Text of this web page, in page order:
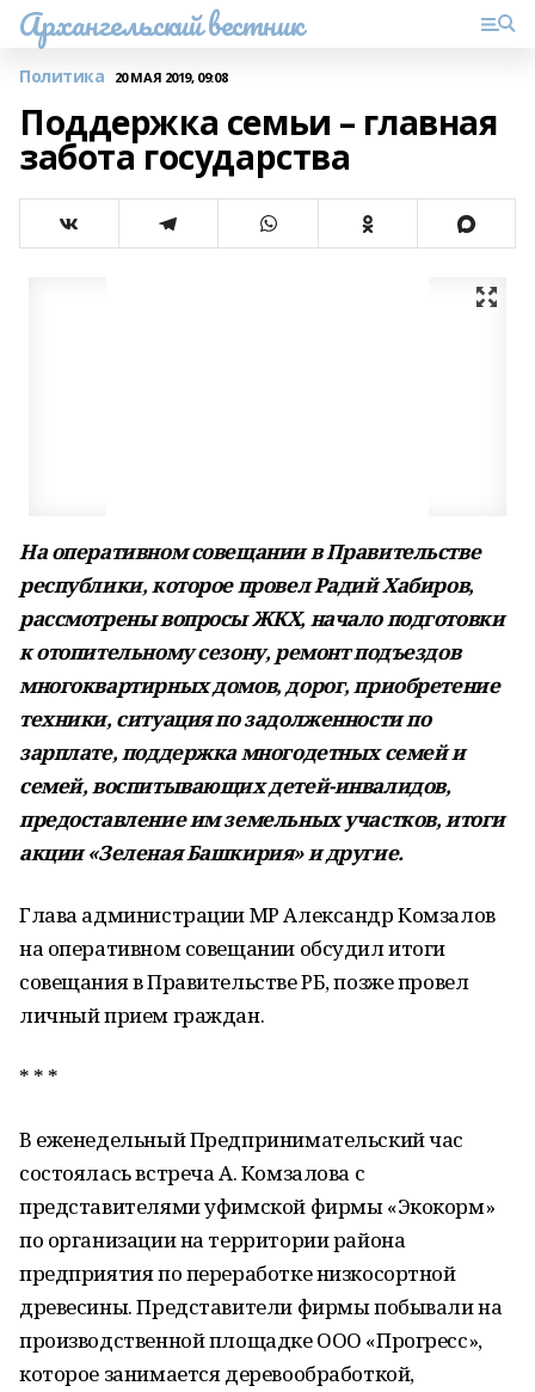
Архангельский вестник
Политика 20 МАЯ 2019, 09:08
Поддержка семьи – главная
забота государства
На оперативном совещании в Правительстве
республики, которое провел Радий Хабиров,
рассмотрены вопросы ЖКХ, начало подготовки
к отопительному сезону, ремонт подъездов
многоквартирных домов, дорог, приобретение
техники, ситуация по задолженности по
зарплате, поддержка многодетных семей и
семей, воспитывающих детей-инвалидов,
предоставление им земельных участков, итоги
акции «Зеленая Башкирия» и другие.
Глава администрации МР Александр Комзалов
на оперативном совещании обсудил итоги
совещания в Правительстве РБ, позже провел
личный прием граждан.
* * *
В еженедельный Предпринимательский час
состоялась встреча А. Комзалова с
представителями уфимской фирмы «Экокорм»
по организации на территории района
предприятия по переработке низкосортной
древесины. Представители фирмы побывали на
производственной площадке ООО «Прогресс»,
которое занимается деревообработкой,